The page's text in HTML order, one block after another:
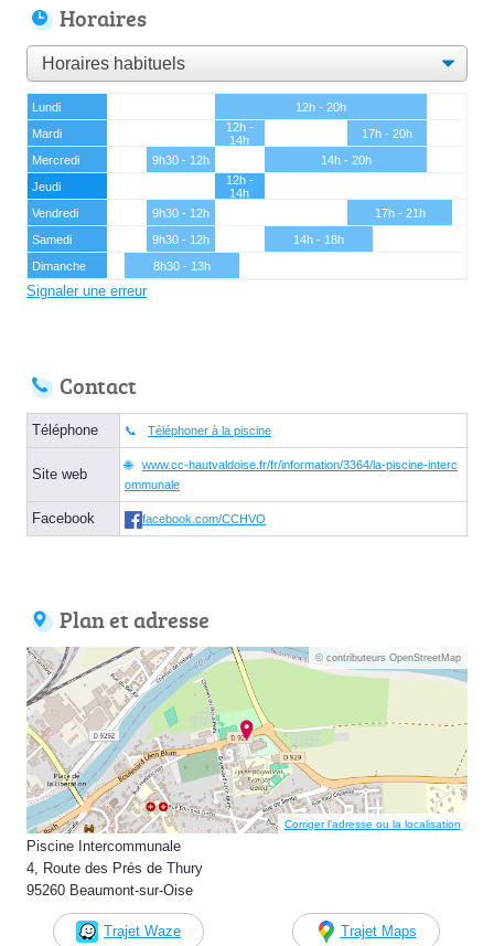
Horaires
Lundi
12h - 20h
Mardi
12h -
14h
17h - 20h
Mercredi
9h30 - 12h
14h - 20h
Jeudi
12h -
14h
Vendredi
9h30 - 12h
17h - 21h
Samedi
9h30 - 12h
14h - 18h
Dimanche
8h30 - 13h
Signaler une erreur
Contact
Téléphone Téléphoner à la piscine
Site web
www.cc-hautvaldoise.fr/fr/information/3364/la-piscine-interc
ommunale
Facebook facebook.com/CCHVO
Plan et adresse
© contributeurs OpenStreetMap
Corriger l’adresse ou la localisation
Piscine Intercommunale
4, Route des Prés de Thury
95260 Beaumont-sur-Oise
Trajet Waze Trajet Maps